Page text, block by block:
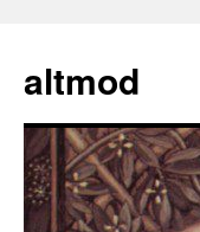
springen
altmod